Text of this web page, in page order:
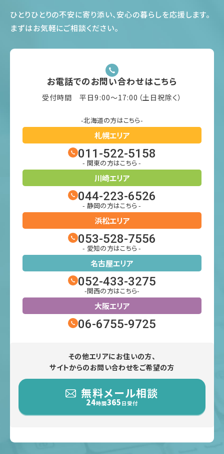
ひとりひとりの不安に寄り添い、安心の暮らしを応援します。
まずはお気軽にご相談ください。
お電話でのお問い合わせはこちら
受付時間 平日9:00〜17:00（土日祝除く）
-北海道の方はこちら-
札幌エリア
011-522-5158
- 関東の方はこちら -
川崎エリア
044-223-6526
- 静岡の方はこちら -
浜松エリア
053-528-7556
- 愛知の方はこちら -
名古屋エリア
052-433-3275
-関西の方はこちら-
大阪エリア
06-6755-9725
その他エリアにお住いの方、
サイトからのお問い合わせをご希望の方
無料メール相談
24時間365 日受付